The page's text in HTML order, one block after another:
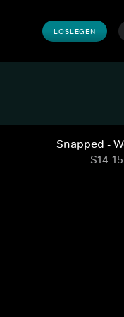
LOSLEGEN
Snapped -
S14-